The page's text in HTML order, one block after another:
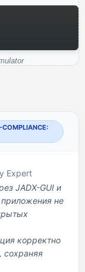
COMPLIANCE:
Expert
JADX-GUI и
не
корректно
сохраняя